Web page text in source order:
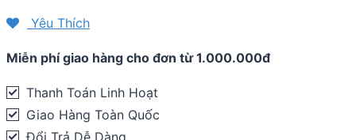
Podium
-
620ml
quantity
Yêu Thích
Miễn phí giao hàng cho đơn từ 1.000.000đ
Thanh Toán Linh Hoạt
Giao Hàng Toàn Quốc
Đổi Trả Dễ Dàng